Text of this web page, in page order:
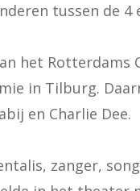
tussen de 4
het
in Tilburg.
en Charlie Dee.
zanger,